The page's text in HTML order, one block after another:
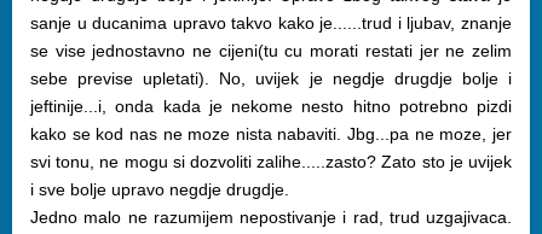
sanje u ducanima upravo takvo kako je......trud i ljubav, znanje
se vise jednostavno ne cijeni(tu cu morati restati jer ne zelim
sebe previse upletati). No, uvijek je negdje drugdje bolje i
jeftinije...i, onda kada je nekome nesto hitno potrebno pizdi
kako se kod nas ne moze nista nabaviti. Jbg...pa ne moze, jer
svi tonu, ne mogu si dozvoliti zalihe.....zasto? Zato sto je uvijek
i sve bolje upravo negdje drugdje.
Jedno malo ne razumijem nepostivanje i rad, trud uzgajivaca.